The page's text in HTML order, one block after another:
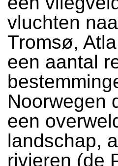
vluchten
Tromsø,
een aantal
Noorwegen
een
landschap,
rivieren (de